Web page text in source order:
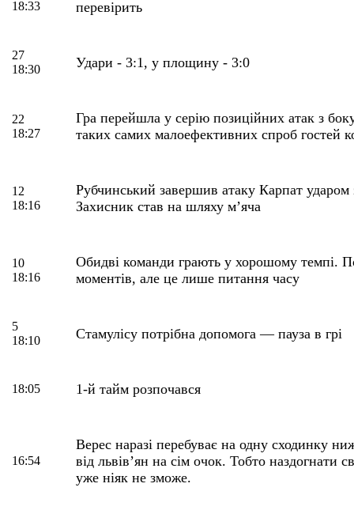
18:33 перевірить
27
18:30
Удари - 3:1, у площину - 3:0
22
18:27
Гра перейшла у серію позиційних атак з
таких самих малоефективних спроб гостей
12
18:16
Рубчинський завершив атаку Карпат ударом
Захисник став на шляху м’яча
10
18:16
Обидві команди грають у хорошому темпі.
моментів, але це лише питання часу
5
18:10
Стамулісу потрібна допомога — пауза в грі
18:05 1-й тайм розпочався
16:54
Верес наразі перебуває на одну сходинку
від львів’ян на сім очок. Тобто наздогнати
уже ніяк не зможе.